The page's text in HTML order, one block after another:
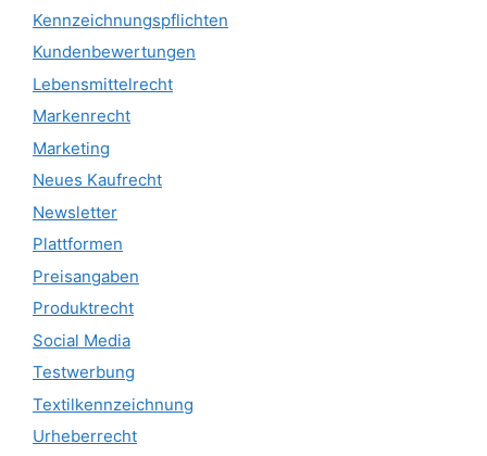
Kennzeichnungspflichten
Kundenbewertungen
Lebensmittelrecht
Markenrecht
Marketing
Neues Kaufrecht
Newsletter
Plattformen
Preisangaben
Produktrecht
Social Media
Testwerbung
Textilkennzeichnung
Urheberrecht